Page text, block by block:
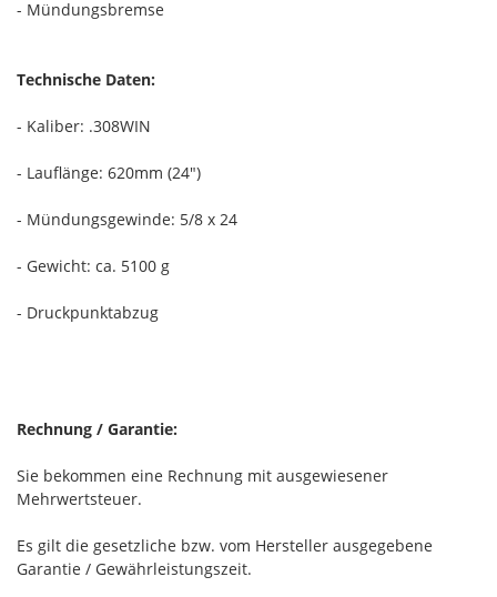
- Mündungsbremse
Technische Daten:
- Kaliber: .308WIN
- Lauflänge: 620mm (24")
- Mündungsgewinde: 5/8 x 24
- Gewicht: ca. 5100 g
- Druckpunktabzug
Rechnung / Garantie:
Sie bekommen eine Rechnung mit ausgewiesener
Mehrwertsteuer.
Es gilt die gesetzliche bzw. vom Hersteller ausgegebene
Garantie / Gewährleistungszeit.